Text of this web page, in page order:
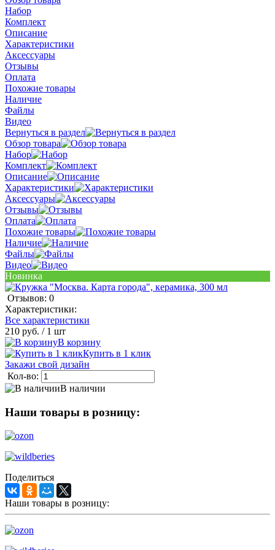
Набор
Комплект
Описание
Характеристики
Аксессуары
Отзывы
Оплата
Похожие товары
Наличие
Файлы
Видео
Вернуться в раздел
Обзор товара
Набор
Комплект
Описание
Характеристики
Аксессуары
Отзывы
Оплата
Похожие товары
Наличие
Файлы
Видео
Новинка
Отзывов: 0
Характеристики:
Все характеристики
210 руб. / 1 шт
В корзину
Купить в 1 клик
Закажи свой дизайн
Кол-во:
В наличии
Наши товары в розницу:
Поделиться
Наши товары в розницу: